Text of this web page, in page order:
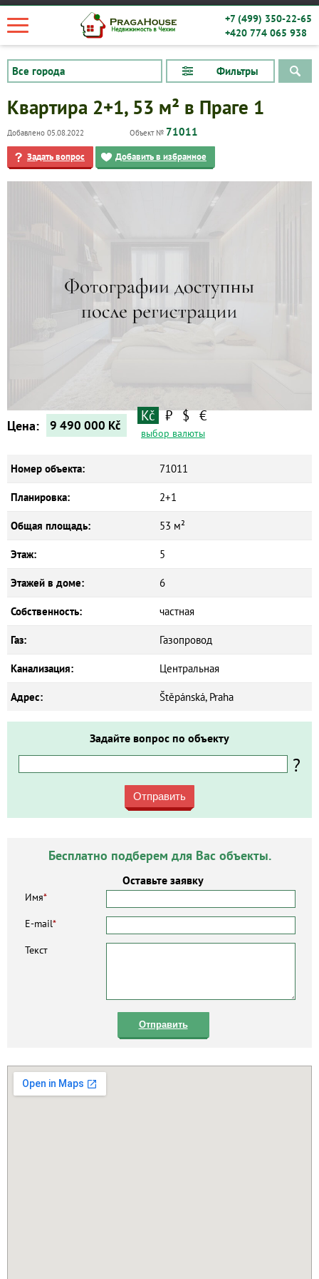
+7 (499) 350-22-65
+420 774 065 938
Фильтры
Квартира 2+1, 53 м² в Праге 1
Добавлено 05.08.2022 Объект № 71011
Задать вопрос Добавить в избранное
Цена: 9 490 000 Kč
Kč ₽ $ €
выбор валюты
Номер объекта: 71011
Планировка: 2+1
Общая площадь: 53 м²
Этаж: 5
Этажей в доме: 6
Собственность: частная
Газ: Газопровод
Канализация: Центральная
Адрес: Štěpánská, Praha
Задайте вопрос по объекту
?
Отправить
Бесплатно подберем для Вас объекты.
Оставьте заявку
Имя*
E-mail*
Текст
Отправить